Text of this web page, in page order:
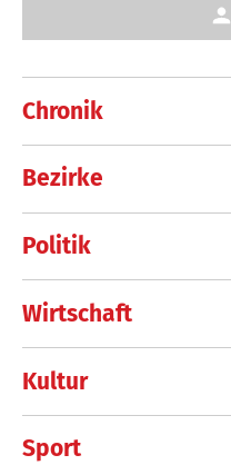
Chronik
Bezirke
Politik
Wirtschaft
Kultur
Sport